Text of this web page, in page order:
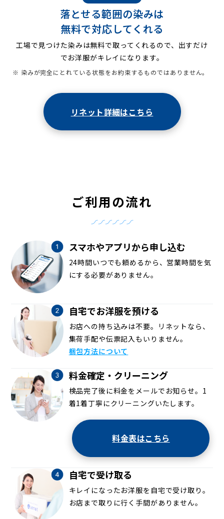
落とせる範囲の染みは
無料で対応してくれる
工場で見つけた染みは無料で取ってくれるので、出すだけ
でお洋服がキレイになります。
※ 染みが完全にとれている状態をお約束するものではありません。
リネット詳細はこちら
ご利用の流れ
スマホやアプリから申し込む
24時間いつでも頼めるから、営業時間を気
にする必要がありません。
自宅でお洋服を預ける
お店への持ち込みは不要。リネットなら、
集荷手配や伝票記入もいりません。
梱包方法について
料金確定・クリーニング
検品完了後に料金をメールでお知らせ。1
着1着丁寧にクリーニングいたします。
料金表はこちら
自宅で受け取る
キレイになったお洋服を自宅で受け取り。
お店まで取りに行く手間がありません。